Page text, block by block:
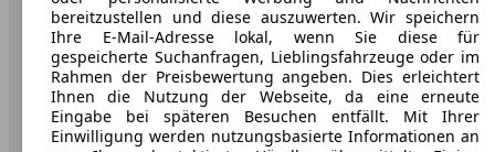
Datenschutz
Impressum
Erklärung zur Barrierefreiheit
Service
bereitzustellen und diese auszuwerten. Wir speichern
Ihre E-Mail-Adresse lokal, wenn Sie diese für
gespeicherte Suchanfragen, Lieblingsfahrzeuge oder im
Rahmen der Preisbewertung angeben. Dies erleichtert
Ihnen die Nutzung der Webseite, da eine erneute
Eingabe bei späteren Besuchen entfällt. Mit Ihrer
Einwilligung werden nutzungsbasierte Informationen an